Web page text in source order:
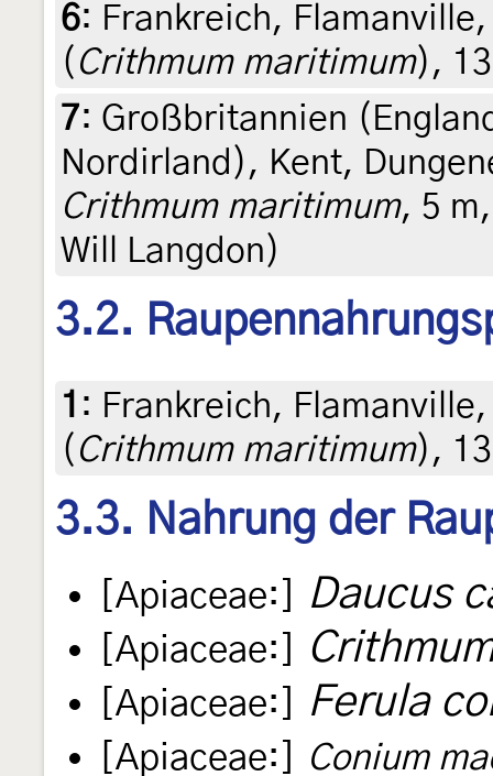
6: Frankreich,
( Crithmum maritimum),
7: Großbritannien
Nordirland), Kent,
Crithmum maritimum, 5
Will Langdon)
3.2.
1 : Frankreich,
( Crithmum maritimum),
3.3. Nahrung der
[Apiaceae:] Daucus
[Apiaceae:]
[Apiaceae:] Ferula
[Apiaceae:]
Conium